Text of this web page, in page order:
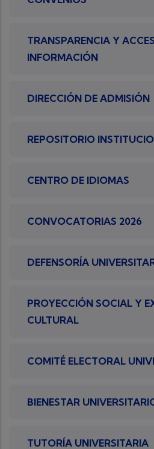
TRANSPARENCIA Y
INFORMACIÓN
DIRECCIÓN DE ADMISIÓN
REPOSITORIO
CENTRO DE IDIOMAS
CONVOCATORIAS 2026
DEFENSORÍA
PROYECCIÓN SOCIAL Y
CULTURAL
COMITÉ ELECTORAL
BIENESTAR
TUTORÍA UNIVERSITARIA